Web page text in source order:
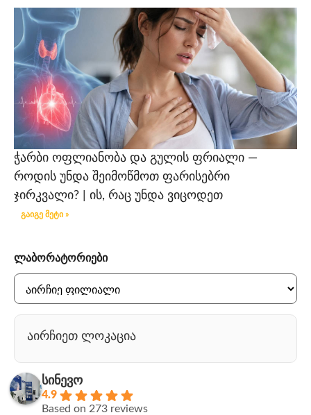
ჭარბი ოფლიანობა და გულის ფრიალი —
როდის უნდა შეიმოწმოთ ფარისებრი
ჯირკვალი? | ის, რაც უნდა ვიცოდეთ
გაიგე მეტი »
ლაბორატორიები
აირჩიეთ ლოკაცია
სინევო
4.9
Based on 273 reviews